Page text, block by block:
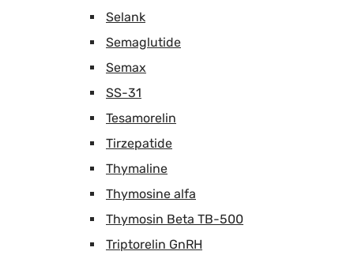
Selank
Semaglutide
Semax
SS-31
Tesamorelin
Tirzepatide
Thymaline
Thymosine alfa
Thymosin Beta TB-500
Triptorelin GnRH